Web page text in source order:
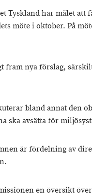
Tyskland har målet
möte i oktober. På
fram nya förslag,
bland annat den
ska avsätta för
är fördelning av
en översikt